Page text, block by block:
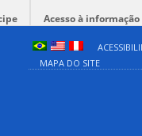
Acesso à informação
MAPA DO SITE